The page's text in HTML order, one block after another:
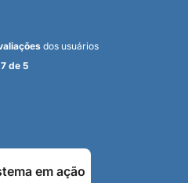
de 5
dos usuários
em ação